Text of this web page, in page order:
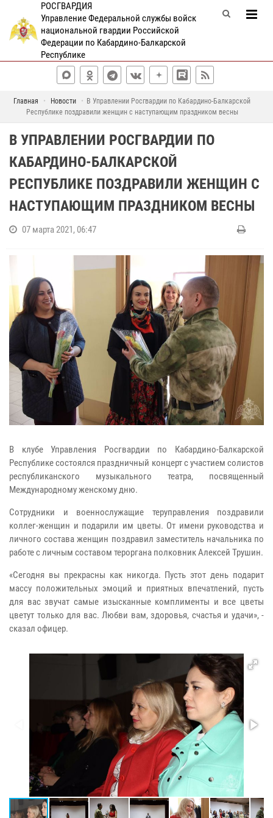
РОСГВАРДИЯ
Управление Федеральной службы войск
национальной гвардии Российской
Федерации по Кабардино-Балкарской
Республике
Главная Новости
В Управлении Росгвардии по Кабардино-Балкарской
Республике поздравили женщин с наступающим праздником весны
В УПРАВЛЕНИИ РОСГВАРДИИ ПО
КАБАРДИНО-БАЛКАРСКОЙ
РЕСПУБЛИКЕ ПОЗДРАВИЛИ ЖЕНЩИН С
НАСТУПАЮЩИМ ПРАЗДНИКОМ ВЕСНЫ
07 марта 2021, 06:47
В клубе Управления Росгвардии по Кабардино-Балкарской
Республике состоялся праздничный концерт с участием солистов
республиканского музыкального театра, посвященный
Международному женскому дню.
Сотрудники и военнослужащие теруправления поздравили
коллег-женщин и подарили им цветы. От имени руководства и
личного состава женщин поздравил заместитель начальника по
работе с личным составом тероргана полковник Алексей Трушин.
«Сегодня вы прекрасны как никогда. Пусть этот день подарит
массу положительных эмоций и приятных впечатлений, пусть
для вас звучат самые изысканные комплименты и все цветы
цветут только для вас. Любви вам, здоровья, счастья и удачи», -
сказал офицер.